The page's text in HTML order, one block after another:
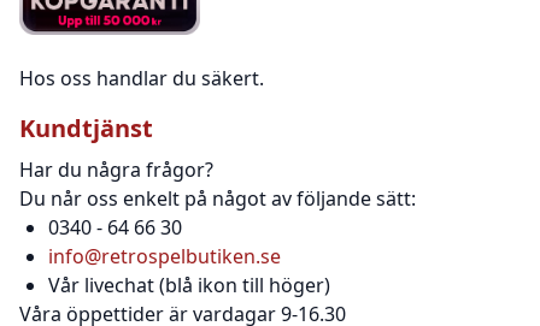
Hos oss handlar du säkert.
Kundtjänst
Har du några frågor?
Du når oss enkelt på något av följande sätt:
0340 - 64 66 30
info@retrospelbutiken.se
Vår livechat (blå ikon till höger)
Våra öppettider är vardagar 9-16.30